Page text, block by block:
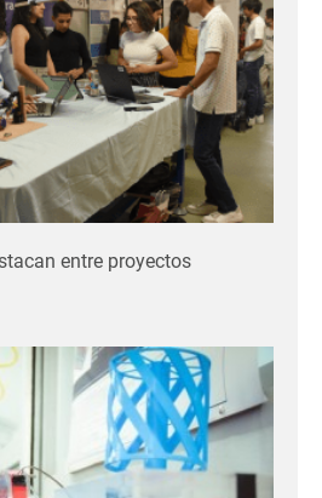
entre proyectos